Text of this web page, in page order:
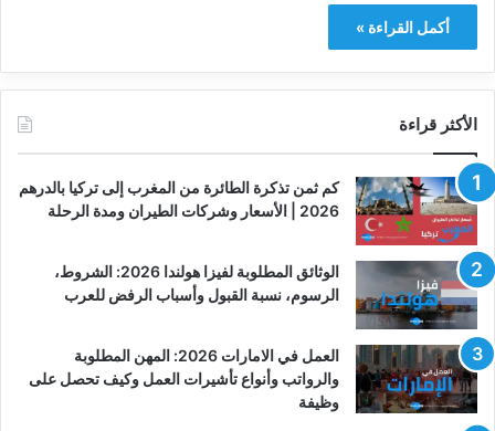
أكمل القراءة »
الأكثر قراءة
كم ثمن تذكرة الطائرة من المغرب إلى تركيا بالدرهم
2026 | الأسعار وشركات الطيران ومدة الرحلة
الوثائق المطلوبة لفيزا هولندا 2026: الشروط،
الرسوم، نسبة القبول وأسباب الرفض للعرب
العمل في الامارات 2026: المهن المطلوبة
والرواتب وأنواع تأشيرات العمل وكيف تحصل على
وظيفة